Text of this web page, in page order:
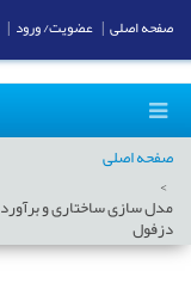
صفحه اصلی
دزفول
صفحه اصلی عضویت/ ورود